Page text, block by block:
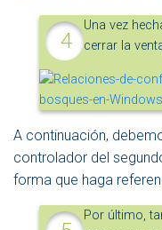
Una vez
cerrar la
A continuación,
controlador del
forma que haga
Por último,